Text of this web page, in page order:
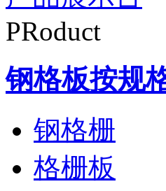
PRoduct
钢格板按规
钢格栅
格栅板